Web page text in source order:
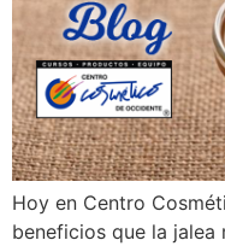
Hoy en Centro
beneficios que la